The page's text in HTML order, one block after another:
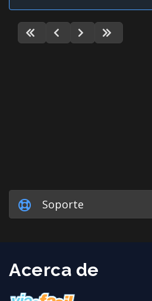
Soporte
Acerca de